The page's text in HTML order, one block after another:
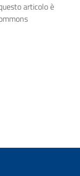
articolo è